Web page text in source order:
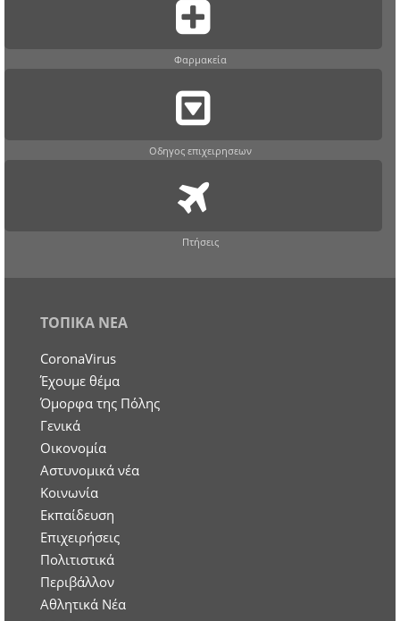
Φαρμακεία
Οδηγος επιχειρησεων
Πτήσεις
ΤΟΠΙΚΑ ΝΕΑ
CoronaVirus
Έχουμε θέμα
Όμορφα της Πόλης
Γενικά
Οικονομία
Aστυνομικά νέα
Κοινωνία
Εκπαίδευση
Επιχειρήσεις
Πολιτιστικά
Περιβάλλον
Αθλητικά Νέα